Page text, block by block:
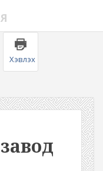
Я
Хэвлэх